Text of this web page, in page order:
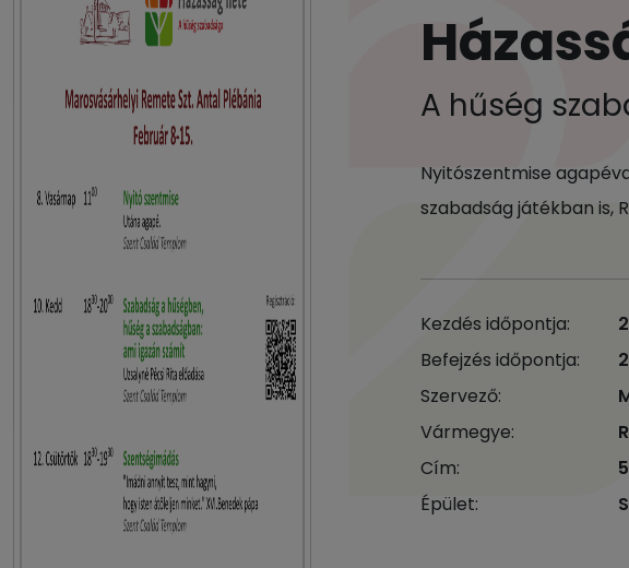
A hűség
Nyitószentmise
szabadság játékban is,
Kezdés időpontja:
Befejzés időpontja:
Szervező:
Vármegye:
Cím:
Épület: